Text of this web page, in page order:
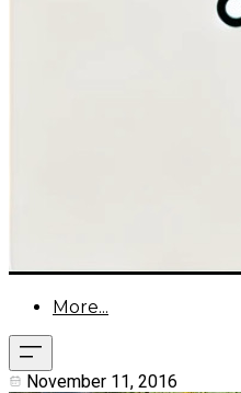
More...
November 11, 2016